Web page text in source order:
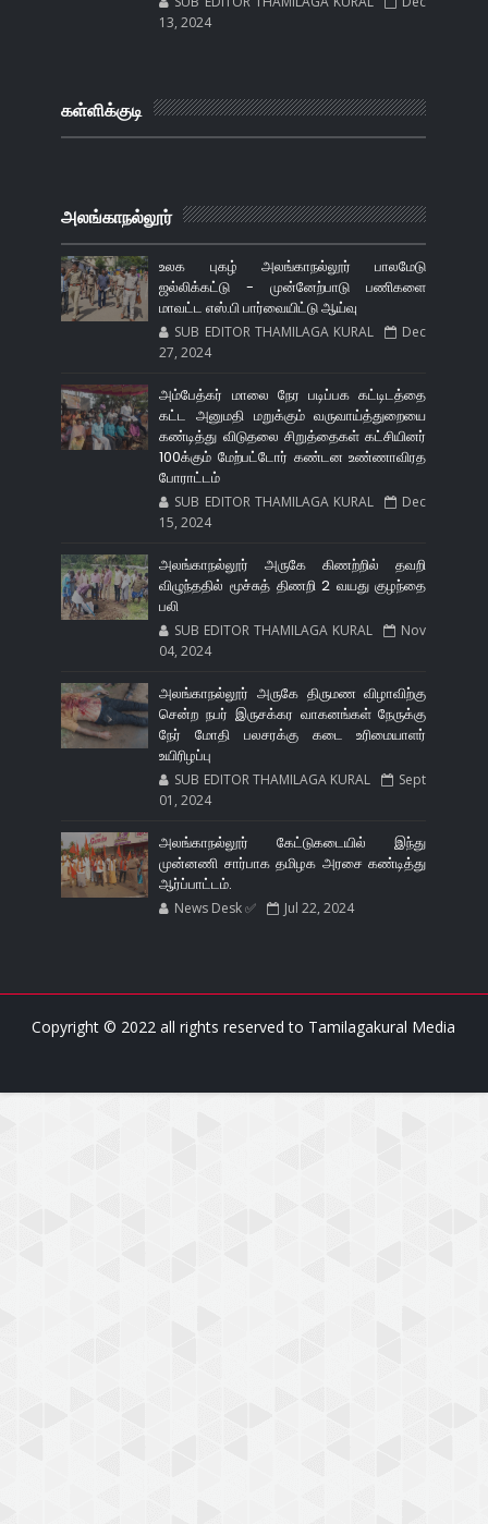
13, 2024
கள்ளிக்குடி
அலங்காநல்லூர்
உலக புகழ் அலங்காநல்லூர் பாலமேடு
ஜல்லிக்கட்டு - முன்னேற்பாடு பணிகளை
மாவட்ட எஸ்.பி பார்வையிட்டு ஆய்வு
SUB EDITOR THAMILAGA KURAL
Dec
27, 2024
அம்பேத்கர் மாலை நேர படிப்பக கட்டிடத்தை
கட்ட அனுமதி மறுக்கும் வருவாய்த்துறையை
கண்டித்து விடுதலை சிறுத்தைகள் கட்சியினர்
100க்கும் மேற்பட்டோர் கண்டன உண்ணாவிரத
போராட்டம்
SUB EDITOR THAMILAGA KURAL
Dec
15, 2024
அலங்காநல்லூர் அருகே கிணற்றில் தவறி
விழுந்ததில் மூச்சுத் திணறி 2 வயது குழந்தை
பலி
SUB EDITOR THAMILAGA KURAL
Nov
04, 2024
அலங்காநல்லூர் அருகே திருமண விழாவிற்கு
சென்ற நபர் இருசக்கர வாகனங்கள் நேருக்கு
நேர் மோதி பலசரக்கு கடை உரிமையாளர்
உயிரிழப்பு
SUB EDITOR THAMILAGA KURAL
Sept
01, 2024
அலங்காநல்லூர் கேட்டுகடையில் இந்து
முன்னணி சார்பாக தமிழக அரசை கண்டித்து
ஆர்ப்பாட்டம்.
News Desk ✅ Jul 22, 2024
Copyright © 2022 all rights reserved to Tamilagakural Media